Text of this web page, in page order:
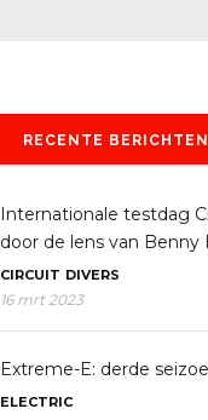
RECENTE BERICHTEN
Internationale testdag
door de lens van Benny
CIRCUIT DIVERS
16 mrt 2023
Extreme-E: derde
ELECTRIC